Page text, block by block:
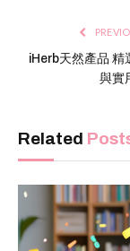
iHerb天然產品 精
與實
Related